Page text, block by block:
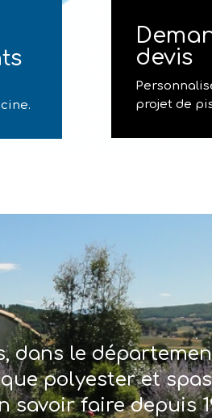
devis
projet de
dans le
polyester et
savoir faire depuis